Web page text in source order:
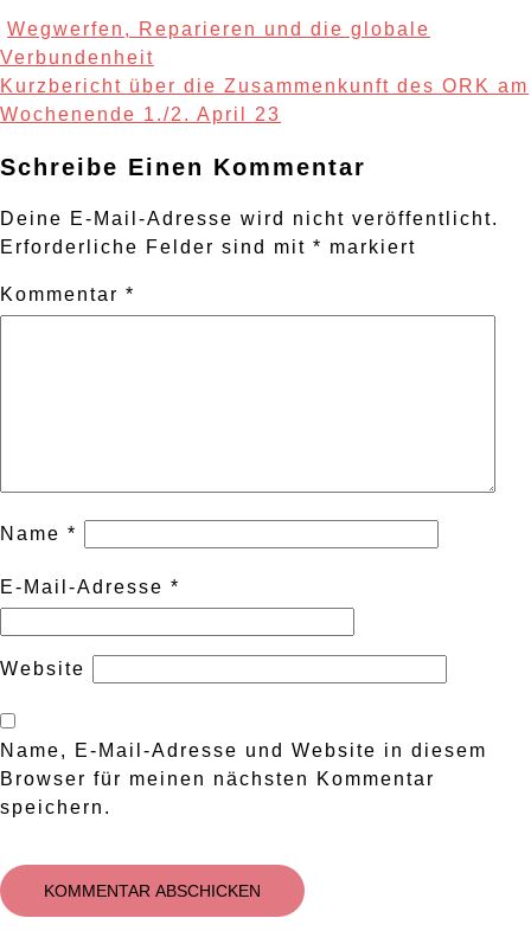
Wegwerfen, Reparieren und die globale
Verbundenheit
Kurzbericht über die Zusammenkunft des ORK am
Wochenende 1./2. April 23
Schreibe Einen Kommentar
Deine E-Mail-Adresse wird nicht veröffentlicht.
Erforderliche Felder sind mit * markiert
Kommentar *
Name *
E-Mail-Adresse *
Website
Name, E-Mail-Adresse und Website in diesem
Browser für meinen nächsten Kommentar
speichern.